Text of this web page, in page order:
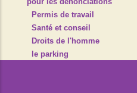
pour les dénonciations
Permis de travail
Santé et conseil
Droits de l'homme
le parking